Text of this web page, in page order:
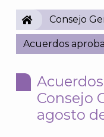
IECMConsejo
Acuerdos
Consejo
agosto